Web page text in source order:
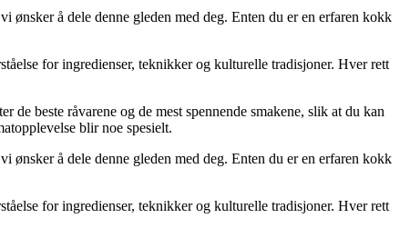
å dele denne gleden med deg. Enten du er en erfaren kokk
for ingredienser, teknikker og kulturelle tradisjoner. Hver rett
beste råvarene og de mest spennende smakene, slik at du kan
blir noe spesielt.
å dele denne gleden med deg. Enten du er en erfaren kokk
for ingredienser, teknikker og kulturelle tradisjoner. Hver rett